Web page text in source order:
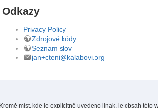
Odkazy
Privacy Policy
Zdrojové kódy
Seznam slov
jan+cteni@kalabovi.org
Kromě míst, kde je explicitně uvedeno jinak, je obsah této